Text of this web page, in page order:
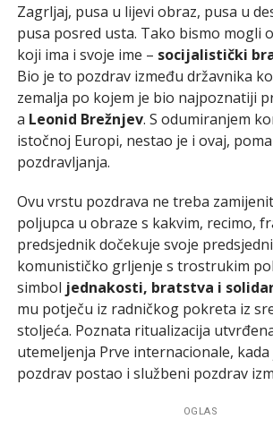
Zagrljaj, pusa u lijevi obraz, pusa u
pusa posred usta. Tako bismo mogli
koji ima i svoje ime – socijalistički
Bio je to pozdrav između državnika
zemalja po kojem je bio najpoznatiji
a Leonid Brežnjev. S odumiranjem
istočnoj Europi, nestao je i ovaj,
pozdravljanja.
Ovu vrstu pozdrava ne treba
poljupca u obraze s kakvim, recimo,
predsjednik dočekuje svoje
komunističko grljenje s trostrukim
simbol jednakosti, bratstva i
mu potječu iz radničkog pokreta iz
stoljeća. Poznata ritualizacija
utemeljenja Prve internacionale,
pozdrav postao i službeni pozdrav
OGLAS